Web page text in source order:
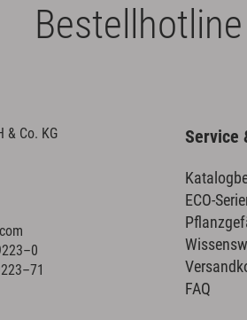
Bestellhotline
& Co. KG
Service
ECO-
FAQ